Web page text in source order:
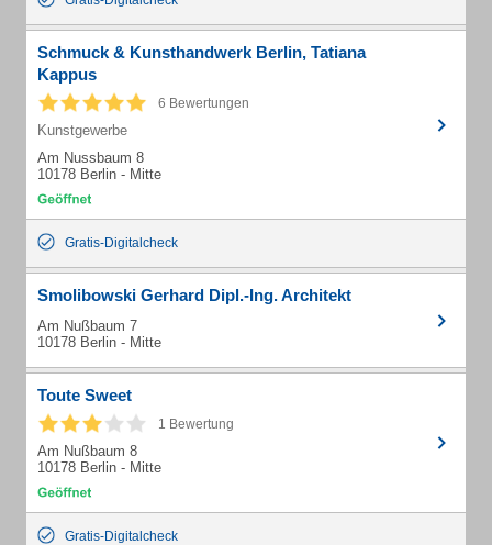
Schmuck & Kunsthandwerk Berlin, Tatiana
Kappus
6 Bewertungen
Kunstgewerbe
Am Nussbaum 8
10178 Berlin - Mitte
Gratis-Digitalcheck
Smolibowski Gerhard Dipl.-Ing. Architekt
Am Nußbaum 7
10178 Berlin - Mitte
Toute Sweet
1 Bewertung
Am Nußbaum 8
10178 Berlin - Mitte
Gratis-Digitalcheck